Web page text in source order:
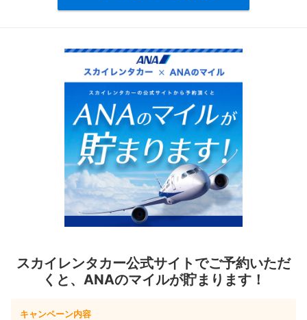
スカイレンタカー公式サイトでご予約いただ
くと、ANAのマイルが貯まります！
キャンペーン内容